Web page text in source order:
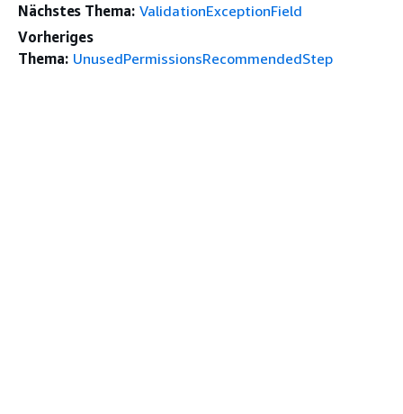
Nächstes Thema: ValidationExceptionField
Vorheriges
Thema: UnusedPermissionsRecommendedStep